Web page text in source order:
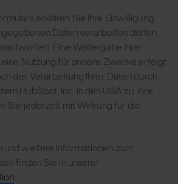
erklären Sie Ihre Einwilligung,
Daten verarbeiten dürfen,
Eine Weitergabe Ihrer
Nutzung für andere Zwecke erfolgt
der Verarbeitung Ihrer Daten durch
HubSpot, Inc. in den USA zu. Ihre
Sie jederzeit mit Wirkung für die
und weitere Informationen zum
finden Sie in unserer
.